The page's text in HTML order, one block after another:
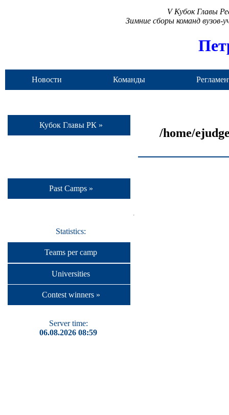
V Кубок Главы
Зимние сборы команд
Новости Команды
Кубок Главы РК »
Past Camps »
Statistics:
Teams per camp
Universities
Contest winners »
Server time:
06.08.2026 08:59
/home/